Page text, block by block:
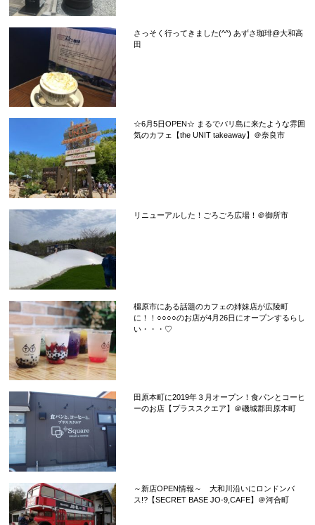
さっそく行ってきました(^^) あずさ珈琲@大和高
田
☆6月5日OPEN☆ まるでバリ島に来たような雰囲
気のカフェ【the UNIT takeaway】＠奈良市
リニューアルした！ごろごろ広場！＠御所市
橿原市にある話題のカフェの姉妹店が広陵町
に！！○○○○のお店が4月26日にオープンするらし
い・・・♡
田原本町に2019年３月オープン！食パンとコーヒ
ーのお店【プラススクエア】＠磯城郡田原本町
～新店OPEN情報～ 大和川沿いにロンドンバ
ス!?【SECRET BASE JO-9,CAFE】＠河合町